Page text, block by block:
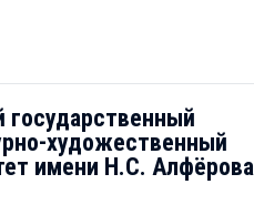
государственный
художественный
имени Н.С. Алфёрова